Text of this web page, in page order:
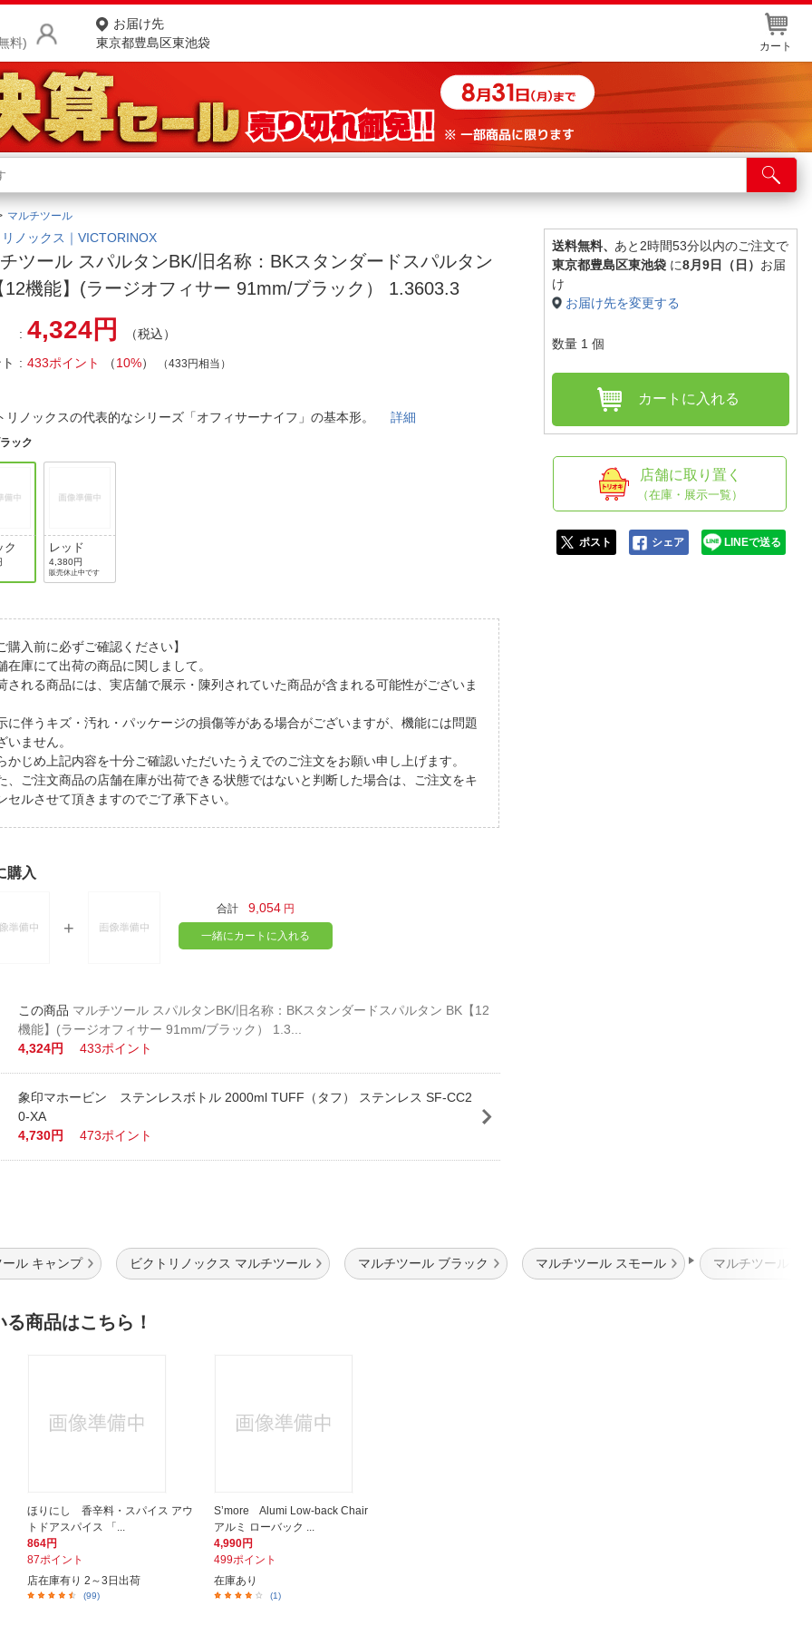
料)
お届け先
東京都豊島区東池袋
カート
商品をさがす
ランキングからさがす
カテゴリ一覧からさがす
お客様サポート
よくある質問・お問合せ
店舗サービス
ネット取り置き
店舗情報・店舗一覧
マルチツール
ノックス｜VICTORINOX
ツール スパルタンBK/旧名称：BKスタンダードスパルタン
12機能】(ラージオフィサー 91mm/ブラック） 1.3603.3
4,324円
（税込）
433ポイント （10%） （433円相当）
リノックスの代表的なシリーズ「オフィサーナイフ」の基本形。詳細
ック
ク レッド
4,380円
販売休止中です
購入前に必ずご確認ください】
在庫にて出荷の商品に関しまして。
される商品には、実店舗で展示・陳列されていた商品が含まれる可能性がございま
に伴うキズ・汚れ・パッケージの損傷等がある場合がございますが、機能には問題
いません。
かじめ上記内容を十分ご確認いただいたうえでのご注文をお願い申し上げます。
、ご注文商品の店舗在庫が出荷できる状態ではないと判断した場合は、ご注文をキ
セルさせて頂きますのでご了承下さい。
購入
合計 9,054 円
一緒にカートに入れる
マルチツール スパルタンBK/旧名称：BKスタンダードスパルタン BK【12
機能】(ラージオフィサー 91mm/ブラック） 1.3...
4,324円
433ポイント
象印マホービン ステンレスボトル 2000ml TUFF（タフ） ステンレス SF-CC2
0-XA
4,730円
473ポイント
送料無料、 あと2時間53分以内のご注文で
東京都豊島区東池袋 に8月9日（日） お届
け
お届け先を変更する
数量 1 個
カートに入れる
店舗に取り置く
（在庫・展示一覧）
ポスト シェア LINEで送る
ル キャンプ ビクトリノックス マルチツール マルチツール ブラック マルチツール スモール マルチツール
商品はこちら！
ほりにし 香辛料・スパイス アウ
トドアスパイス 「...
864円
87ポイント
店在庫有り 2～3日出荷
(99)
S’more Alumi Low-back Chair
アルミ ローバック ...
4,990円
499ポイント
在庫あり
(1)